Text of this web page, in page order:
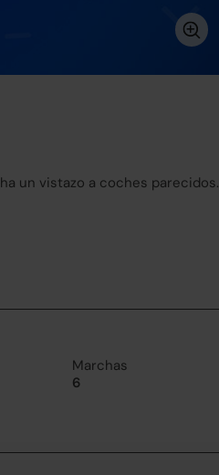
un vistazo a coches parecidos.
Marchas
6